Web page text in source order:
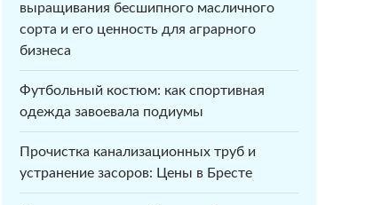
выращивания бесшипного масличного
сорта и его ценность для аграрного
бизнеса
Футбольный костюм: как спортивная
одежда завоевала подиумы
Прочистка канализационных труб и
устранение засоров: Цены в Бресте